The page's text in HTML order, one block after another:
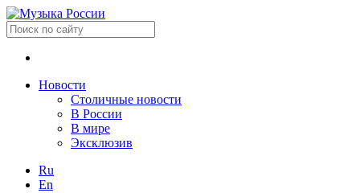
Новости
Столичные новости
В России
В мире
Эксклюзив
Ru
En